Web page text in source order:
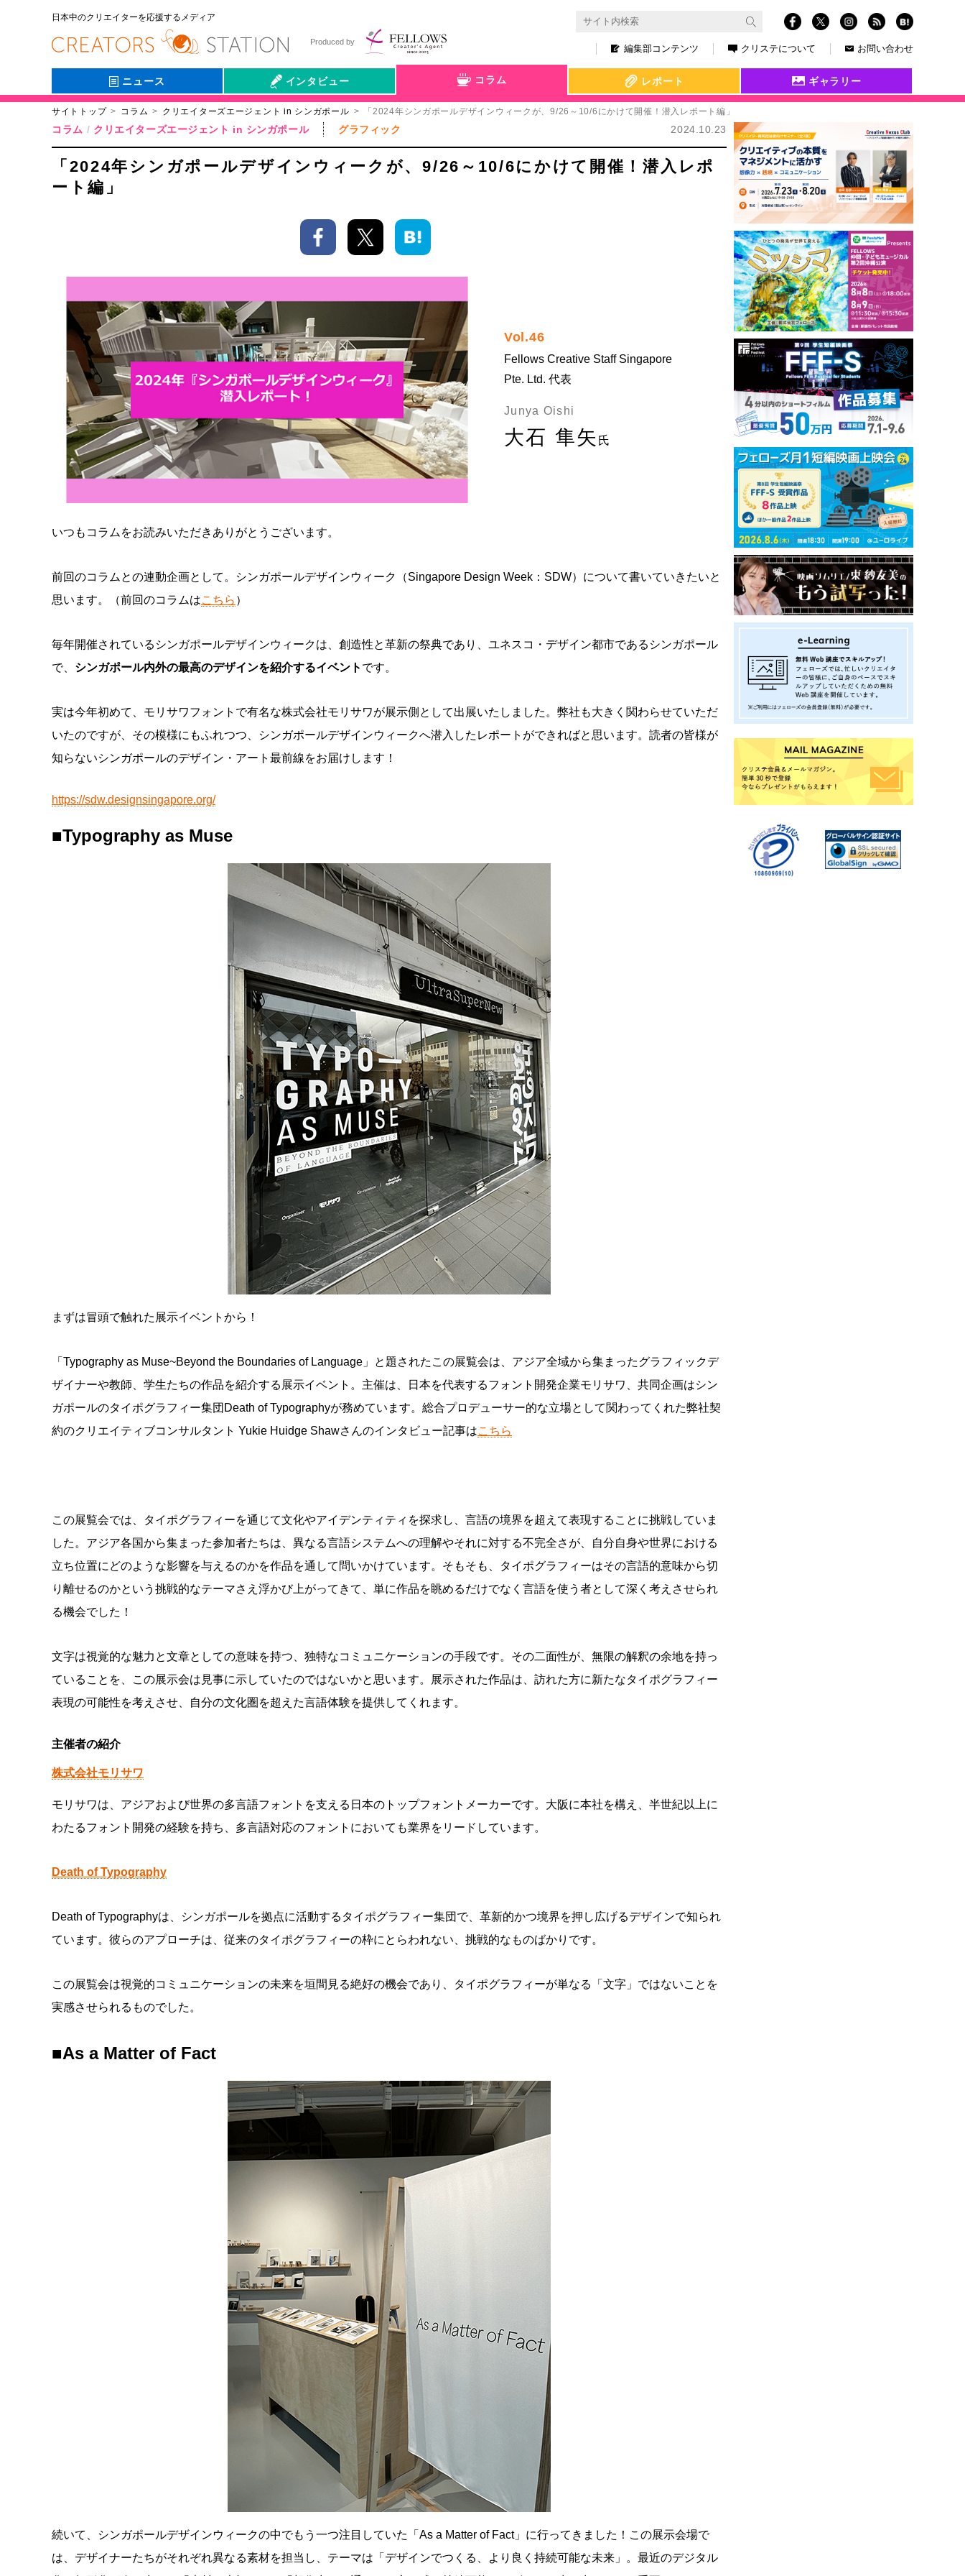
日本中のクリエイターを応援するメディア
編集部コンテンツ クリステについて お問い合わせ
Produced by
ニュース インタビュー
会社伝
コラム レポート ギャラリー
サイトトップ コラム クリエイターズエージェント in シンガポール 「2024年シンガポールデザインウィークが、9/26～10/6にかけて開催！潜入レポート編」
コラム クリエイターズエージェント in シンガポール グラフィック 2024.10.23
「2024年シンガポールデザインウィークが、9/26～10/6にかけて開催！潜入レポ
ート編」
Vol.46
Fellows Creative Staff Singapore
Pte. Ltd. 代表
Junya Oishi
大石 隼矢 氏
いつもコラムをお読みいただきありがとうございます。
前回のコラムとの連動企画として。シンガポールデザインウィーク（Singapore Design Week：SDW）について書いていきたいと
思います。（前回のコラムはこちら ）
毎年開催されているシンガポールデザインウィークは、創造性と革新の祭典であり、ユネスコ・デザイン都市であるシンガポール
で、 シンガポール内外の最高のデザインを紹介するイベント です。
実は今年初めて、モリサワフォントで有名な株式会社モリサワが展示側として出展いたしました。弊社も大きく関わらせていただ
いたのですが、その模様にもふれつつ、シンガポールデザインウィークへ潜入したレポートができればと思います。読者の皆様が
知らないシンガポールのデザイン・アート最前線をお届けします！
https://sdw.designsingapore.org/
■Typography as Muse
まずは冒頭で触れた展示イベントから！
「Typography as Muse~Beyond the Boundaries of Language」と題されたこの展覧会は、アジア全域から集まったグラフィックデ
ザイナーや教師、学生たちの作品を紹介する展示イベント。主催は、日本を代表するフォント開発企業モリサワ、共同企画はシン
ガポールのタイポグラフィー集団Death of Typographyが務めています。総合プロデューサー的な立場として関わってくれた弊社契
約のクリエイティブコンサルタント Yukie Huidge Shawさんのインタビュー記事はこちら
この展覧会では、タイポグラフィーを通じて文化やアイデンティティを探求し、言語の境界を超えて表現することに挑戦していま
した。アジア各国から集まった参加者たちは、異なる言語システムへの理解やそれに対する不完全さが、自分自身や世界における
立ち位置にどのような影響を与えるのかを作品を通して問いかけています。そもそも、タイポグラフィーはその言語的意味から切
り離せるのかという挑戦的なテーマさえ浮かび上がってきて、単に作品を眺めるだけでなく言語を使う者として深く考えさせられ
る機会でした！
文字は視覚的な魅力と文章としての意味を持つ、独特なコミュニケーションの手段です。その二面性が、無限の解釈の余地を持っ
ていることを、この展示会は見事に示していたのではないかと思います。展示された作品は、訪れた方に新たなタイポグラフィー
表現の可能性を考えさせ、自分の文化圏を超えた言語体験を提供してくれます。
主催者の紹介
株式会社モリサワ
モリサワは、アジアおよび世界の多言語フォントを支える日本のトップフォントメーカーです。大阪に本社を構え、半世紀以上に
わたるフォント開発の経験を持ち、多言語対応のフォントにおいても業界をリードしています。
Death of Typography
Death of Typographyは、シンガポールを拠点に活動するタイポグラフィー集団で、革新的かつ境界を押し広げるデザインで知られ
ています。彼らのアプローチは、従来のタイポグラフィーの枠にとらわれない、挑戦的なものばかりです。
この展覧会は視覚的コミュニケーションの未来を垣間見る絶好の機会であり、タイポグラフィーが単なる「文字」ではないことを
実感させられるものでした。
■As a Matter of Fact
続いて、シンガポールデザインウィークの中でもう一つ注目していた「As a Matter of Fact」に行ってきました！この展示会場で
は、デザイナーたちがそれぞれ異なる素材を担当し、テーマは「デザインでつくる、より良く持続可能な未来」。最近のデジタル